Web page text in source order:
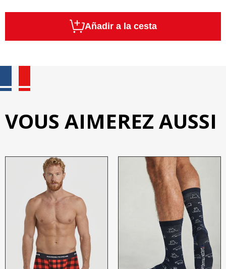
Añadir a la cesta
VOUS AIMEREZ AUSSI